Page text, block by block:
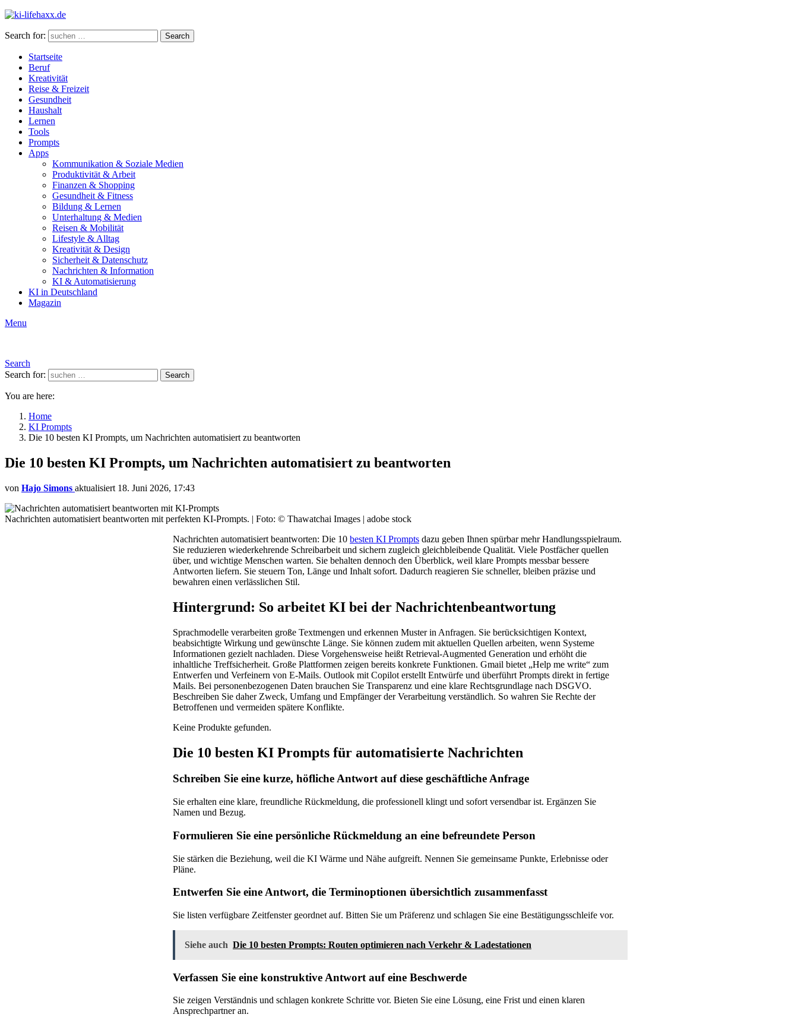
Search for: Search
Startseite
Beruf
Kreativität
Reise & Freizeit
Gesundheit
Haushalt
Lernen
Tools
Prompts
Apps
Kommunikation & Soziale Medien
Produktivität & Arbeit
Finanzen & Shopping
Gesundheit & Fitness
Bildung & Lernen
Unterhaltung & Medien
Reisen & Mobilität
Lifestyle & Alltag
Kreativität & Design
Sicherheit & Datenschutz
Nachrichten & Information
KI & Automatisierung
KI in Deutschland
Magazin
Menu
Search
Search for:
Search
You are here:
Home
KI Prompts
Die 10 besten KI Prompts, um Nachrichten automatisiert zu beantworten
Die 10 besten KI Prompts, um Nachrichten automatisiert zu beantworten
von Hajo Simons aktualisiert 18. Juni 2026, 17:43
Nachrichten automatisiert beantworten mit perfekten KI-Prompts. | Foto: © Thawatchai Images | adobe stock
Nachrichten automatisiert beantworten: Die 10 besten KI Prompts dazu geben Ihnen spürbar mehr Handlungsspielraum.
Sie reduzieren wiederkehrende Schreibarbeit und sichern zugleich gleichbleibende Qualität. Viele Postfächer quellen
über, und wichtige Menschen warten. Sie behalten dennoch den Überblick, weil klare Prompts messbar bessere
Antworten liefern. Sie steuern Ton, Länge und Inhalt sofort. Dadurch reagieren Sie schneller, bleiben präzise und
bewahren einen verlässlichen Stil.
Hintergrund: So arbeitet KI bei der Nachrichtenbeantwortung
Sprachmodelle verarbeiten große Textmengen und erkennen Muster in Anfragen. Sie berücksichtigen Kontext,
beabsichtigte Wirkung und gewünschte Länge. Sie können zudem mit aktuellen Quellen arbeiten, wenn Systeme
Informationen gezielt nachladen. Diese Vorgehensweise heißt Retrieval-Augmented Generation und erhöht die
inhaltliche Treffsicherheit. Große Plattformen zeigen bereits konkrete Funktionen. Gmail bietet „Help me write“ zum
Entwerfen und Verfeinern von E-Mails. Outlook mit Copilot erstellt Entwürfe und überführt Prompts direkt in fertige
Mails. Bei personenbezogenen Daten brauchen Sie Transparenz und eine klare Rechtsgrundlage nach DSGVO.
Beschreiben Sie daher Zweck, Umfang und Empfänger der Verarbeitung verständlich. So wahren Sie Rechte der
Betroffenen und vermeiden spätere Konflikte.
Keine Produkte gefunden.
Die 10 besten KI Prompts für automatisierte Nachrichten
Schreiben Sie eine kurze, höfliche Antwort auf diese geschäftliche Anfrage
Sie erhalten eine klare, freundliche Rückmeldung, die professionell klingt und sofort versendbar ist. Ergänzen Sie
Namen und Bezug.
Formulieren Sie eine persönliche Rückmeldung an eine befreundete Person
Sie stärken die Beziehung, weil die KI Wärme und Nähe aufgreift. Nennen Sie gemeinsame Punkte, Erlebnisse oder
Pläne.
Entwerfen Sie eine Antwort, die Terminoptionen übersichtlich zusammenfasst
Sie listen verfügbare Zeitfenster geordnet auf. Bitten Sie um Präferenz und schlagen Sie eine Bestätigungsschleife vor.
Siehe auch Die 10 besten Prompts: Routen optimieren nach Verkehr & Ladestationen
Verfassen Sie eine konstruktive Antwort auf eine Beschwerde
Sie zeigen Verständnis und schlagen konkrete Schritte vor. Bieten Sie eine Lösung, eine Frist und einen klaren
Ansprechpartner an.